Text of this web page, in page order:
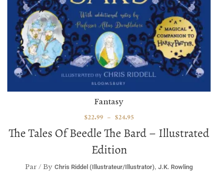
The Tales Of Beedle The Bard – Illustrated
Edition
Fantasy
$22.99 – $24.95
Par / By Chris Riddel (illustrateur/illustrator), J.K. Rowling